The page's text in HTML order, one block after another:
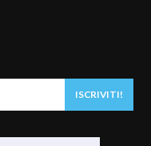
ISCRIVITI!